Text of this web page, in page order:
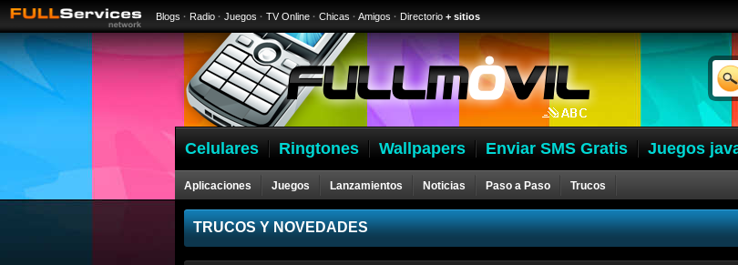
Blogs · Radio · Juegos · TV Online · Chicas · Amigos · Directorio + sitios
Celulares Ringtones Wallpapers Enviar SMS Gratis Juegos
Aplicaciones Juegos Lanzamientos Noticias Paso a Paso Trucos
Celulares
TRUCOS Y NOVEDADES